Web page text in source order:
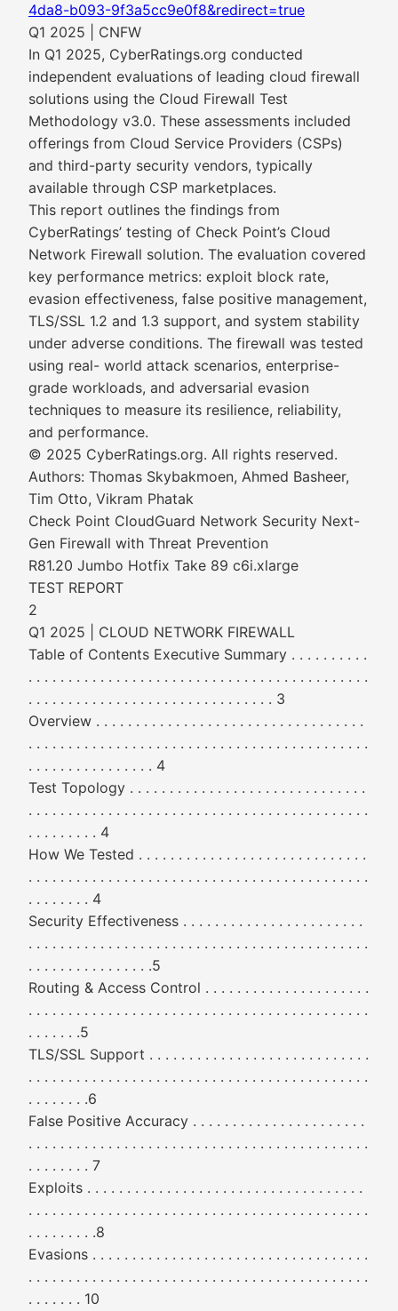
4da8-b093-9f3a5cc9e0f8&redirect=true
Q1 2025 | CNFW
In Q1 2025, CyberRatings.org conducted
independent evaluations of leading cloud firewall
solutions using the Cloud Firewall Test
Methodology v3.0. These assessments included
offerings from Cloud Service Providers (CSPs)
and third-party security vendors, typically
available through CSP marketplaces.
This report outlines the findings from
CyberRatings’ testing of Check Point’s Cloud
Network Firewall solution. The evaluation covered
key performance metrics: exploit block rate,
evasion effectiveness, false positive management,
TLS/SSL 1.2 and 1.3 support, and system stability
under adverse conditions. The firewall was tested
using real- world attack scenarios, enterprise-
grade workloads, and adversarial evasion
techniques to measure its resilience, reliability,
and performance.
© 2025 CyberRatings.org. All rights reserved.
Authors: Thomas Skybakmoen, Ahmed Basheer,
Tim Otto, Vikram Phatak
Check Point CloudGuard Network Security Next-
Gen Firewall with Threat Prevention
R81.20 Jumbo Hotfix Take 89 c6i.xlarge
TEST REPORT
2
Q1 2025 | CLOUD NETWORK FIREWALL
Table of Contents Executive Summary . . . . . . . . . .
. . . . . . . . . . . . . . . . . . . . . . . . . . . . . . . . . . . . . . . . . . .
. . . . . . . . . . . . . . . . . . . . . . . . . . . . . . . 3
Overview . . . . . . . . . . . . . . . . . . . . . . . . . . . . . . . . . .
. . . . . . . . . . . . . . . . . . . . . . . . . . . . . . . . . . . . . . . . . . .
. . . . . . . . . . . . . . . . 4
Test Topology . . . . . . . . . . . . . . . . . . . . . . . . . . . . . .
. . . . . . . . . . . . . . . . . . . . . . . . . . . . . . . . . . . . . . . . . . .
. . . . . . . . . 4
How We Tested . . . . . . . . . . . . . . . . . . . . . . . . . . . . .
. . . . . . . . . . . . . . . . . . . . . . . . . . . . . . . . . . . . . . . . . . .
. . . . . . . . 4
Security Effectiveness . . . . . . . . . . . . . . . . . . . . . . .
. . . . . . . . . . . . . . . . . . . . . . . . . . . . . . . . . . . . . . . . . . .
. . . . . . . . . . . . . . . .5
Routing & Access Control . . . . . . . . . . . . . . . . . . . . .
. . . . . . . . . . . . . . . . . . . . . . . . . . . . . . . . . . . . . . . . . . .
. . . . . . .5
TLS/SSL Support . . . . . . . . . . . . . . . . . . . . . . . . . . . .
. . . . . . . . . . . . . . . . . . . . . . . . . . . . . . . . . . . . . . . . . . .
. . . . . . . .6
False Positive Accuracy . . . . . . . . . . . . . . . . . . . . . .
. . . . . . . . . . . . . . . . . . . . . . . . . . . . . . . . . . . . . . . . . . .
. . . . . . . . 7
Exploits . . . . . . . . . . . . . . . . . . . . . . . . . . . . . . . . . . .
. . . . . . . . . . . . . . . . . . . . . . . . . . . . . . . . . . . . . . . . . . .
. . . . . . . . .8
Evasions . . . . . . . . . . . . . . . . . . . . . . . . . . . . . . . . . . .
. . . . . . . . . . . . . . . . . . . . . . . . . . . . . . . . . . . . . . . . . . .
. . . . . . . 10